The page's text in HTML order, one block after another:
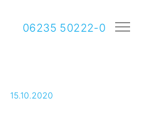
06235 50222-0
15.10.2020